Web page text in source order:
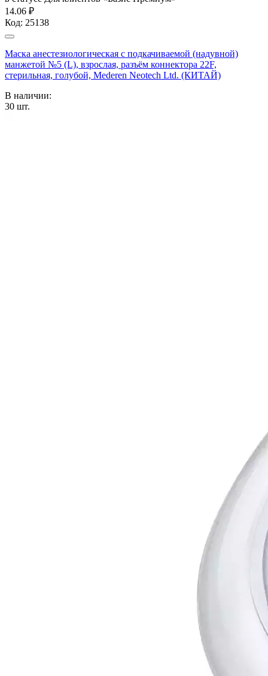
14.06 ₽
Код: 25138
Маска анестезиологическая с подкачиваемой (надувной)
манжетой №5 (L), взрослая, разъём коннектора 22F,
стерильная, голубой, Mederen Neotech Ltd. (КИТАЙ)
В наличии:
30 шт.